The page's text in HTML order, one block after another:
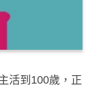
活到100歲，正